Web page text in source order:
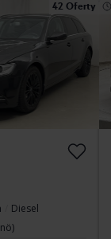
42 Oferty
Diesel